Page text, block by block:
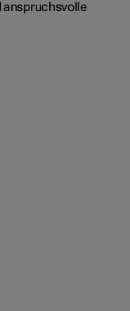
anspruchsvolle